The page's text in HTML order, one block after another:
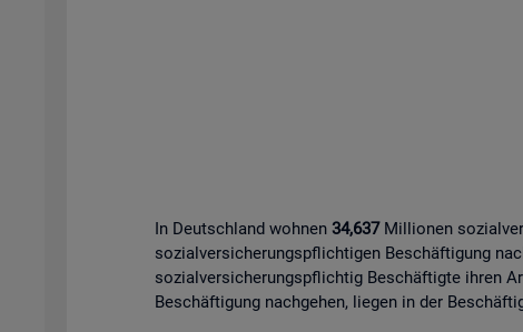
In Deutschland wohnen 34,637Millionen
sozialversicherungspflichtigen Beschäftigung
sozialversicherungspflichtig Beschäftigte ihren
Beschäftigung nachgehen, liegen in der